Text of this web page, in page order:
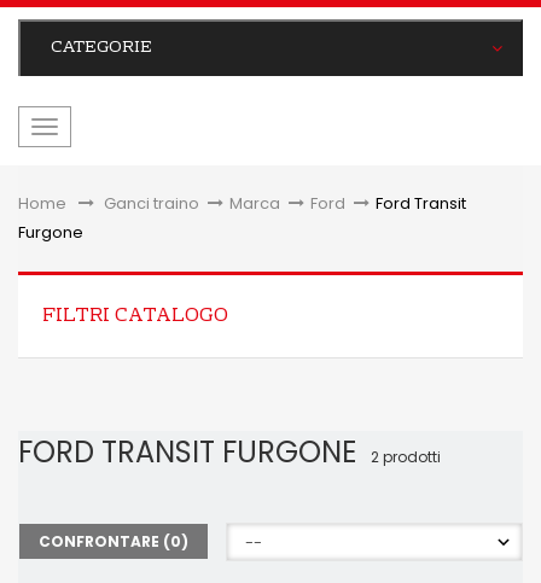
CATEGORIE
navigazione
Home &gt;Ganci traino > Marca > Ford > Ford Transit
Furgone
FILTRI CATALOGO
FORD TRANSIT FURGONE 2 prodotti
CONFRONTARE (0)